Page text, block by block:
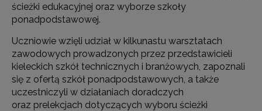
ścieżki edukacyjnej oraz wyborze szkoły
ponadpodstawowej.
Uczniowie wzięli udział w kilkunastu warsztatach
zawodowych prowadzonych przez przedstawicieli
kieleckich szkół technicznych i branżowych, zapoznali
się z ofertą szkół ponadpodstawowych, a także
uczestniczyli w działaniach doradczych
oraz prelekcjach dotyczących wyboru ścieżki